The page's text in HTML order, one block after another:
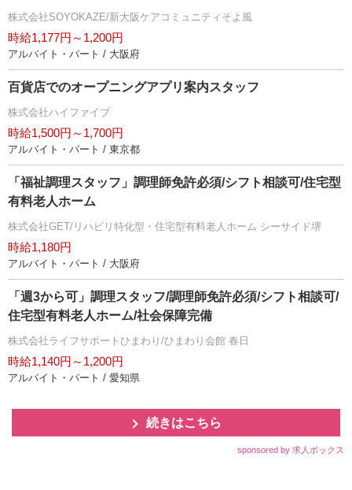
株式会社SOYOKAZE/新大阪ケアコミュニティそよ風
時給1,177円～1,200円
アルバイト・パート / 大阪府
百貨店でのオープニングアプリ案内スタッフ
株式会社ハイファイブ
時給1,500円～1,700円
アルバイト・パート / 東京都
「福祉調理スタッフ」調理師免許必須/シフト相談可/住宅型
有料老人ホーム
株式会社GET/リハビリ特化型・住宅型有料老人ホーム シーサイド堺
時給1,180円
アルバイト・パート / 大阪府
「週3から可」調理スタッフ/調理師免許必須/シフト相談可/
住宅型有料老人ホーム/社会保障完備
株式会社ライフサポートひまわり/ひまわり会館 春日
時給1,140円～1,200円
アルバイト・パート / 愛知県
続きはこちら
sponsored by 求人ボックス